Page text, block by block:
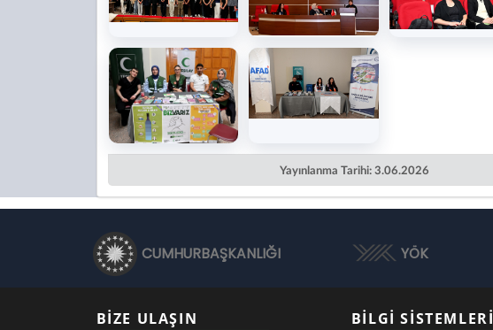
Yayınlanma Tarihi: 3.06.2026
CUMHURBAŞKANLIĞI YÖK
BİZE ULAŞIN BILGI SISTEMLERI